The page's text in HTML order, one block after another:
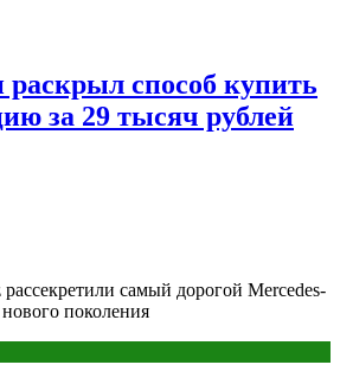
раскрыл способ купить
за 29 тысяч рублей
самый дорогой Mercedes-
поколения